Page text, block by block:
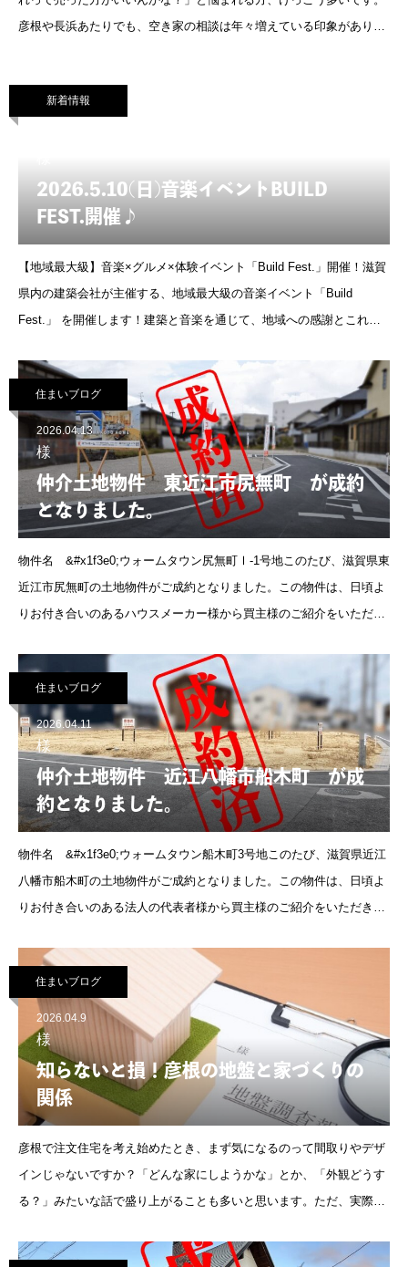
彦根や長浜あたりでも、空き家の相談は年々増えている印象がありま
新着情報
2026.5.10(日)音楽イベントBUILD
FEST.開催♪
【地域最大級】音楽×グルメ×体験イベント「Build Fest.」開催！滋賀
県内の建築会社が主催する、地域最大級の音楽イベント「Build
Fest.」 を開催します！建築と音楽を通じて、地域への感謝とこれか
住まいブログ
2026.04.13
様
仲介土地物件 東近江市尻無町 が成約
となりました。
物件名 &#x1f3e0;ウォームタウン尻無町Ⅰ-1号地このたび、滋賀県東
近江市尻無町の土地物件がご成約となりました。この物件は、日頃よ
りお付き合いのあるハウスメーカー様から買主様のご紹介をいただ
住まいブログ
2026.04.11
様
仲介土地物件 近江八幡市船木町 が成
約となりました。
物件名 &#x1f3e0;ウォームタウン船木町3号地このたび、滋賀県近江
八幡市船木町の土地物件がご成約となりました。この物件は、日頃よ
りお付き合いのある法人の代表者様から買主様のご紹介をいただき、
住まいブログ
2026.04.9
様
知らないと損！彦根の地盤と家づくりの
関係
彦根で注文住宅を考え始めたとき、まず気になるのって間取りやデザ
インじゃないですか？「どんな家にしようかな」とか、「外観どうす
る？」みたいな話で盛り上がることも多いと思います。ただ、実際に
直、最初はあま